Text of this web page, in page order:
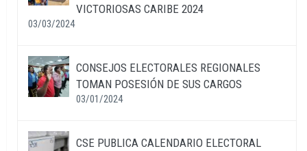
VICTORIOSAS CARIBE 2024
03/03/2024
CONSEJOS ELECTORALES REGIONALES
TOMAN POSESIÓN DE SUS CARGOS
03/01/2024
CSE PUBLICA CALENDARIO ELECTORAL